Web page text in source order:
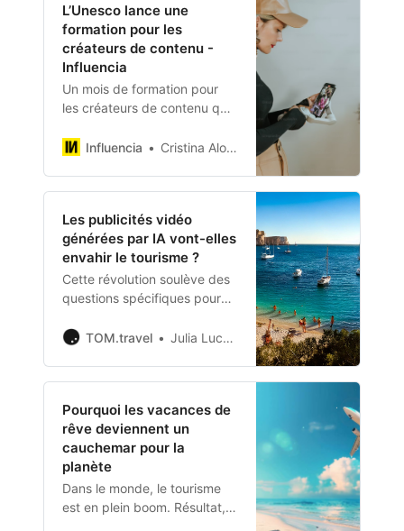
L’Unesco lance une
formation pour les
créateurs de contenu -
Influencia
Un mois de formation pour
les créateurs de contenu qui
des fake news, améliorer leur
Center for Journalism in the
Americas (États-Unis).
Influencia Cristina Alonso
Les publicités vidéo
générées par IA vont-elles
envahir le tourisme ?
Cette révolution soulève des
questions spécifiques pour
l’authenticité est cruciale.
TOM.travel Julia Luczak-Rougeaux
Pourquoi les vacances de
rêve deviennent un
cauchemar pour la
planète
Dans le monde, le tourisme
est en plein boom. Résultat,